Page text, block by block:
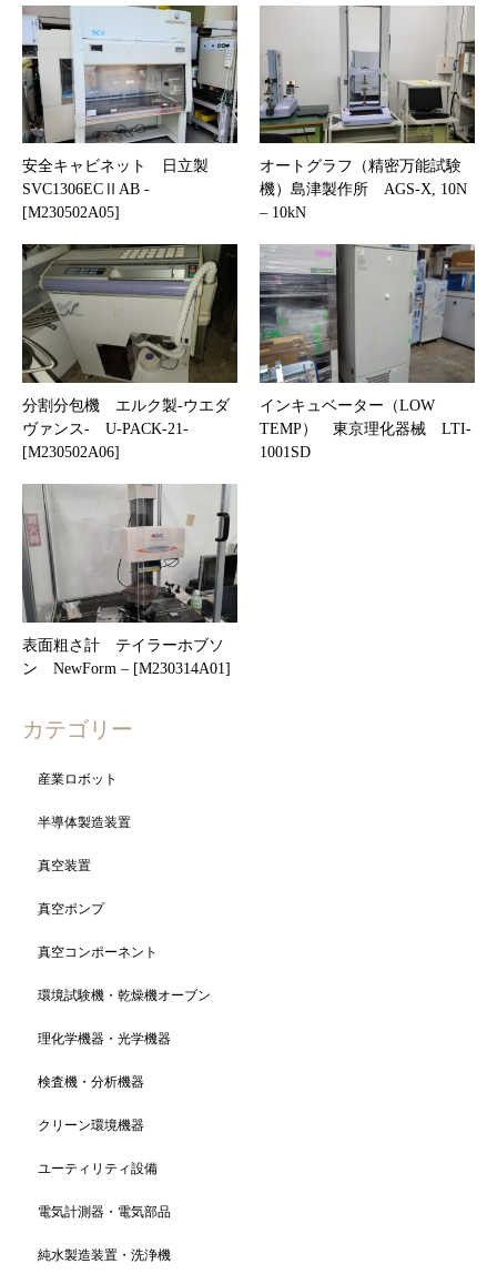
安全キャビネット 日立製
SVC1306ECⅡAB -
[M230502A05]
オートグラフ（精密万能試験
機）島津製作所 AGS-X, 10N
– 10kN
分割分包機 エルク製-ウエダ
ヴァンス- U-PACK-21-
[M230502A06]
インキュベーター（LOW
TEMP） 東京理化器械 LTI-
1001SD
表面粗さ計 テイラーホブソ
ン NewForm – [M230314A01]
カテゴリー
産業ロボット
半導体製造装置
真空装置
真空ポンプ
真空コンポーネント
環境試験機・乾燥機オーブン
理化学機器・光学機器
検査機・分析機器
クリーン環境機器
ユーティリティ設備
電気計測器・電気部品
純水製造装置・洗浄機